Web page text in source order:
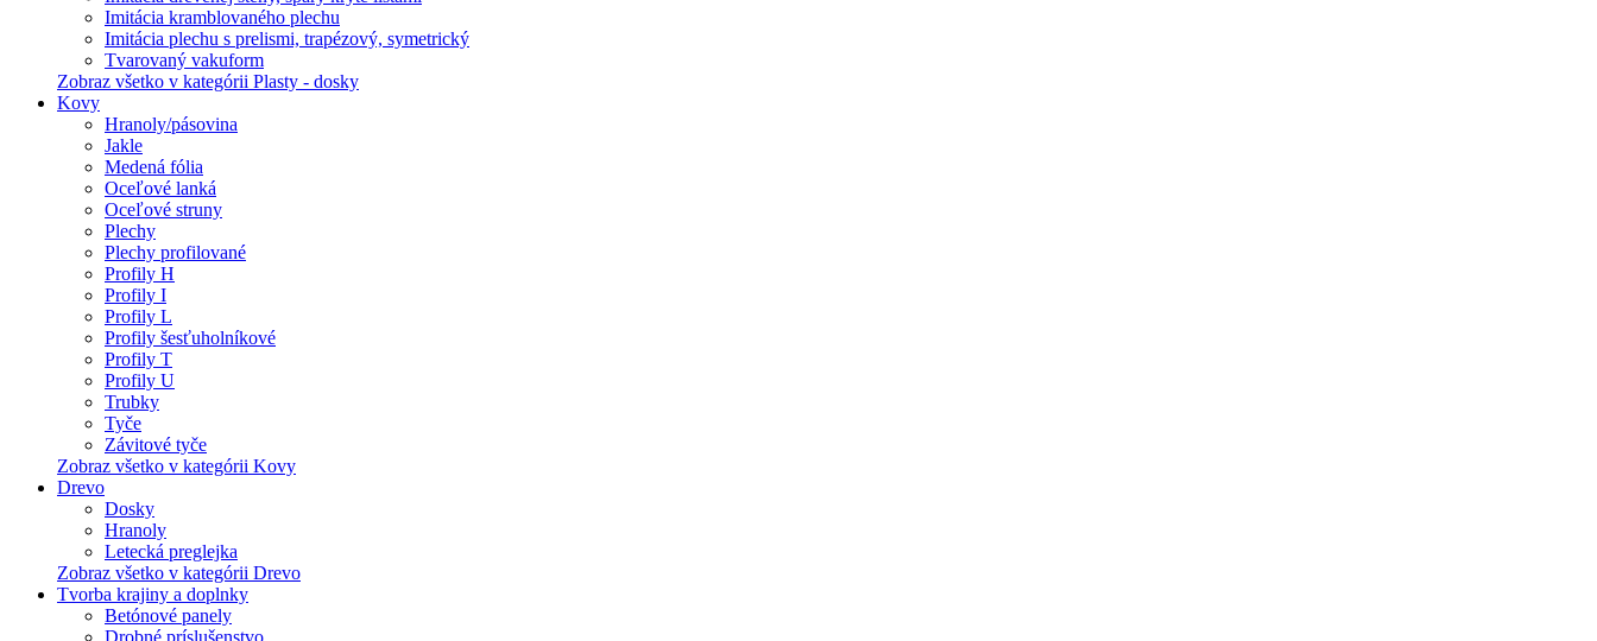
Imitácia kramblovaného plechu
Imitácia plechu s prelismi, trapézový, symetrický
Tvarovaný vakuform
Zobraz všetko v kategórii Plasty - dosky
Kovy
Hranoly/pásovina
Jakle
Medená fólia
Oceľové lanká
Oceľové struny
Plechy
Plechy profilované
Profily H
Profily I
Profily L
Profily šesťuholníkové
Profily T
Profily U
Trubky
Tyče
Závitové tyče
Zobraz všetko v kategórii Kovy
Drevo
Dosky
Hranoly
Letecká preglejka
Zobraz všetko v kategórii Drevo
Tvorba krajiny a doplnky
Betónové panely
Drobné príslušenstvo